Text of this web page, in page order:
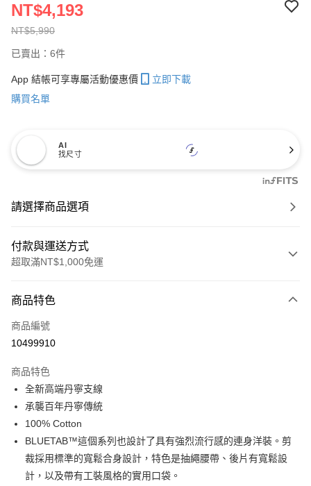
NT$5,990
NT$4,193
已賣出：6件
App 結帳可享專屬活動優惠價
立即下載
購買名單
AI
找尺寸
請選擇商品選項
付款與運送方式
超取滿NT$1,000免運
信用卡一次付款
信用卡分期付款
合作金庫商業銀行
華南商業銀行
上海商業儲蓄銀行
國泰世華商業銀行
臺灣中小企業銀行
台中商業銀行
匯豐（台灣）商業銀行
華泰商業銀行
聯邦商業銀行
遠東國際商業銀行
元大商業銀行
永豐商業銀行
6 期 0 利率 每期
華南商業銀行
上海商業儲蓄銀行
國泰世華商業銀行
兆豐國際商業銀行
臺灣中小企業銀行
台中商業銀行
匯豐（台灣）商業銀行
華泰商業銀行
超商取貨付款
LINE Pay
Apple Pay
街口支付
商品特色
商品編號
10499910
商品特色
全新高端丹寧支線
承襲百年丹寧傳統
100% Cotton
BLUETAB™這個系列也設計了具有強烈流行感的連身洋裝。剪
裁採用標準的寬鬆合身設計，特色是抽繩腰帶、後片有寬鬆設
計，以及帶有工裝風格的實用口袋。